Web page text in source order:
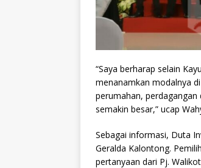
“Saya berharap selain
menanamkan modalnya
perumahan,
semakin besar,” ucap
Sebagai informasi, Duta
Geralda Kalontong.
pertanyaan dari Pj.